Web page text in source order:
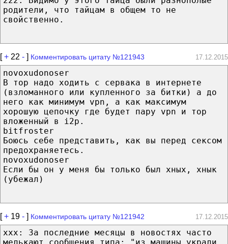
родители, что тайцам в общем то не
свойственно.
[+ 22 - ] Комментировать цитату №121943 17.12.2015
novoxudonoser
В тор надо ходить с сервака в интернете
(взломанного или купленного за битки) а до
него как минимум vpn, а как максимум
хорошую цепочку где будет пару vpn и тор
вложенный в i2p.
bitfroster
Боюсь себе представить, как вы перед сексом
предохраняетесь.
novoxudonoser
Если бы он у меня бы только был хных, хнык
(убежал)
[+ 19 - ] Комментировать цитату №121942 17.12.2015
xxx: За последние месяцы в новостях часто
мелькают сообщения типа: "из машины украли